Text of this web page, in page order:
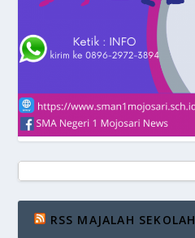
RSS MAJALAH SEKOLAH